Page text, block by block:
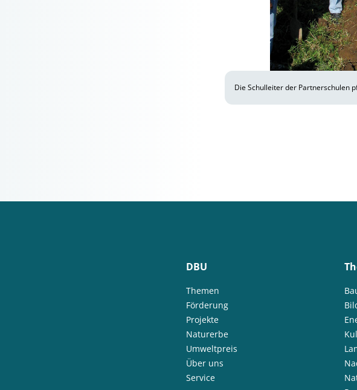
Die Schulleiter der Partnerschulen
DBU
Themen
Förderung
Projekte
Naturerbe
Umweltpreis
Über uns
Service